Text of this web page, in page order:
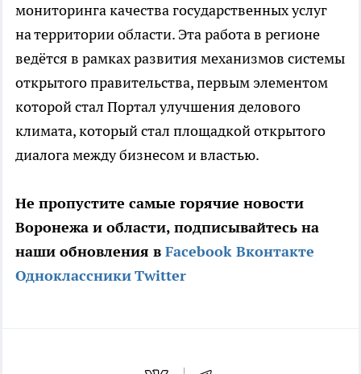
мониторинга качества государственных услуг
на территории области. Эта работа в регионе
ведётся в рамках развития механизмов системы
открытого правительства, первым элементом
которой стал Портал улучшения делового
климата, который стал площадкой открытого
диалога между бизнесом и властью.
Не пропустите самые горячие новости
Воронежа и области, подписывайтесь на
наши обновления в Facebook Вконтакте
ОдноклассникиTwitter